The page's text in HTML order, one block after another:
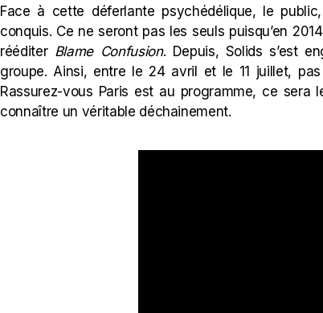
Face à cette déferlante psychédélique, le
conquis. Ce ne seront pas les seuls puisqu’en
rééditer Blame Confusion. Depuis, Solids s’est
groupe. Ainsi, entre le 24 avril et le 11 juillet,
Rassurez-vous Paris est au programme, ce sera
connaître un véritable déchainement.